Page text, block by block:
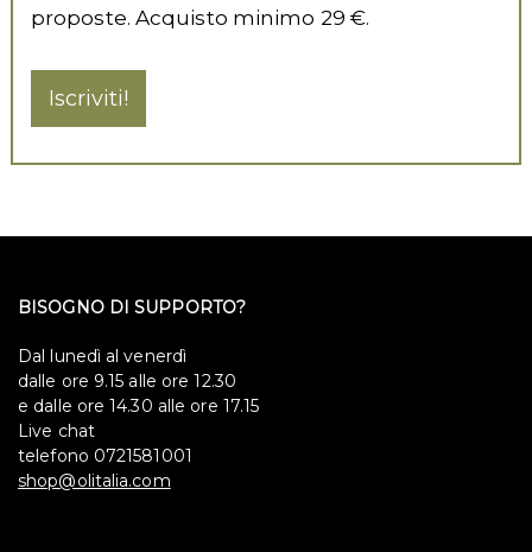
proposte. Acquisto minimo 29 €.
Iscriviti!
BISOGNO DI SUPPORTO?
Dal lunedì al venerdì
dalle ore 9.15 alle ore 12.30
e dalle ore 14.30 alle ore 17.15
Live chat
telefono 0721581001
shop@olitalia.com